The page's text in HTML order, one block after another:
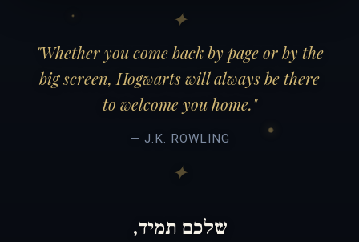
"Whether you come back by page or by the
big screen, Hogwarts will always be there
to welcome you home."
— J.K. ROWLING
שלכם תמיד,